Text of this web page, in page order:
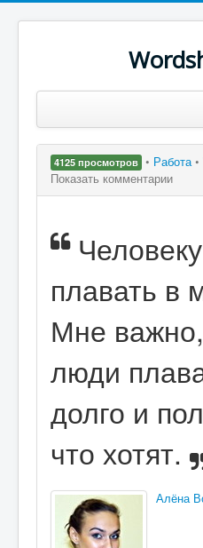
Популярные цитаты
Поиск
4125 просмотров • Работа•
Показать комментарии
плавать в
Мне
люди
долго и
что хотят.
Алёна